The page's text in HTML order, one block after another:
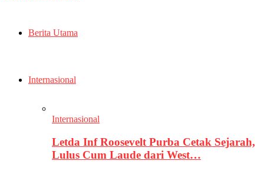
Berita Utama
Internasional
Internasional
Letda Inf Roosevelt Purba Cetak Sejarah,
Lulus Cum Laude dari West…